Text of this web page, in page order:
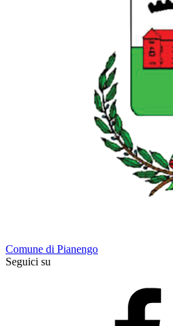
Comune di Pianengo
Seguici su